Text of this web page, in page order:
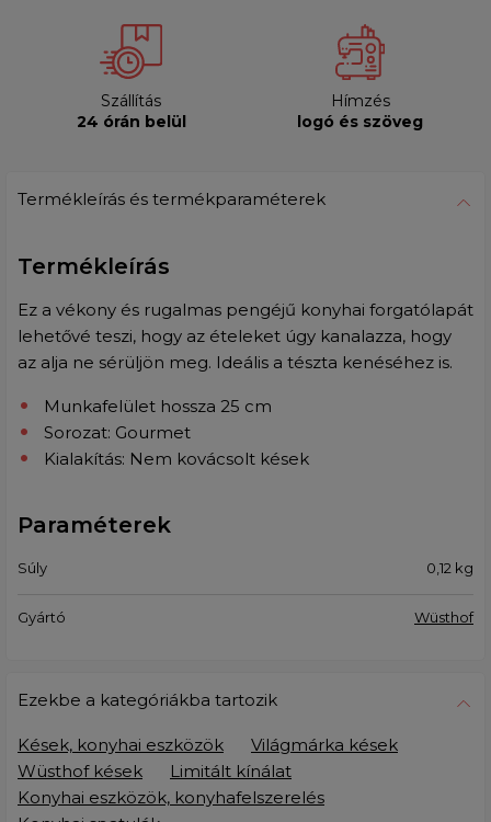
Szállítás
24 órán belül
Hímzés
logó és szöveg
Termékleírás és termékparaméterek
Termékleírás
Ez a vékony és rugalmas pengéjű konyhai forgatólapát
lehetővé teszi, hogy az ételeket úgy kanalazza, hogy
az alja ne sérüljön meg. Ideális a tészta kenéséhez is.
Munkafelület hossza 25 cm
Sorozat: Gourmet
Kialakítás: Nem kovácsolt kések
Paraméterek
Súly 0,12 kg
Gyártó Wüsthof
Ezekbe a kategóriákba tartozik
Kések, konyhai eszközök
Világmárka kések
Wüsthof kések
Limitált kínálat
Konyhai eszközök, konyhafelszerelés